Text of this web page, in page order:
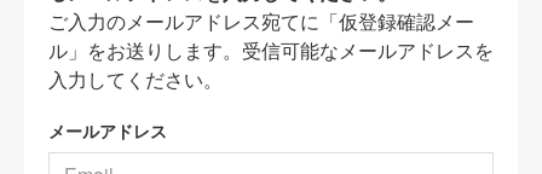
ご入力のメールアドレス宛てに「仮登録確認メー
ル」をお送りします。受信可能なメールアドレスを
入力してください。
メールアドレス